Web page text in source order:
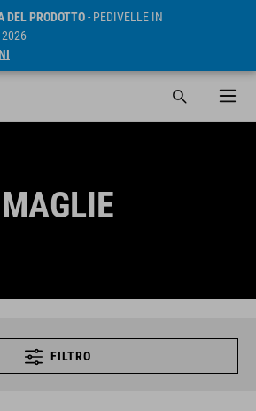
DEL PRODOTTO- PEDIVELLE IN
2026
MAGLIE
FILTRO